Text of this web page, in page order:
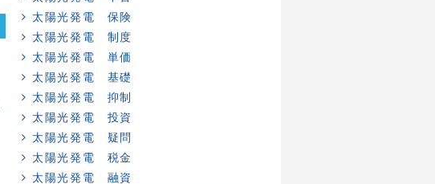
太陽光発電 保険
太陽光発電 制度
太陽光発電 単価
太陽光発電 基礎
太陽光発電 抑制
太陽光発電 投資
太陽光発電 疑問
太陽光発電 税金
太陽光発電 融資